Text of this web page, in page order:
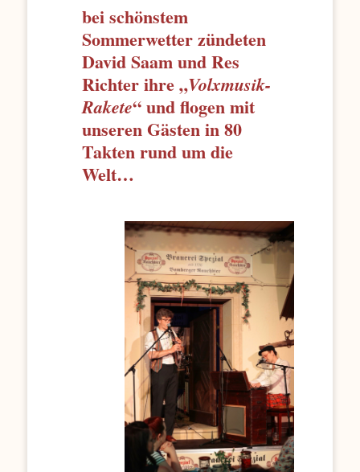
bei schönstem
Sommerwetter zündeten
David Saam und Res
Richter ihre „Volxmusik-
Rakete“ und flogen mit
unseren Gästen in 80
Takten rund um die
Welt…